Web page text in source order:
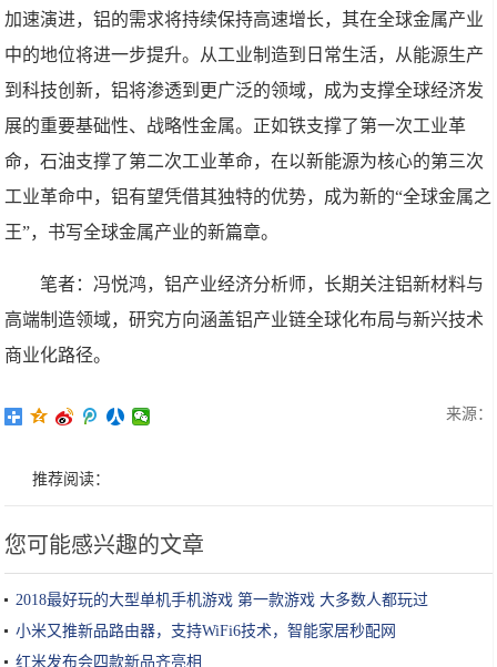
加速演进，铝的需求将持续保持高速增长，其在全球金属产业
中的地位将进一步提升。从工业制造到日常生活，从能源生产
到科技创新，铝将渗透到更广泛的领域，成为支撑全球经济发
展的重要基础性、战略性金属。正如铁支撑了第一次工业革
命，石油支撑了第二次工业革命，在以新能源为核心的第三次
工业革命中，铝有望凭借其独特的优势，成为新的“全球金属之
王”，书写全球金属产业的新篇章。
笔者：冯悦鸿，铝产业经济分析师，长期关注铝新材料与
高端制造领域，研究方向涵盖铝产业链全球化布局与新兴技术
商业化路径。
来源：
推荐阅读：
您可能感兴趣的文章
2018最好玩的大型单机手机游戏 第一款游戏 大多数人都玩过
小米又推新品路由器，支持WiFi6技术，智能家居秒配网
红米发布会四款新品齐亮相